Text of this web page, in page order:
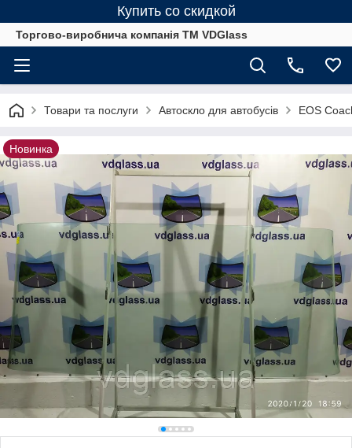
Купить со скидкой
Торгово-виробнича компанія ТМ VDGlass
Товари та послуги Автоскло для автобуcів EOS
Новинка